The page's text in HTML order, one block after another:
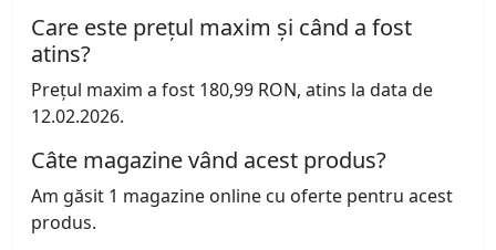
Care este prețul maxim și când a fost
atins?
Prețul maxim a fost 180,99 RON, atins la data de
12.02.2026.
Câte magazine vând acest produs?
Am găsit 1 magazine online cu oferte pentru acest
produs.